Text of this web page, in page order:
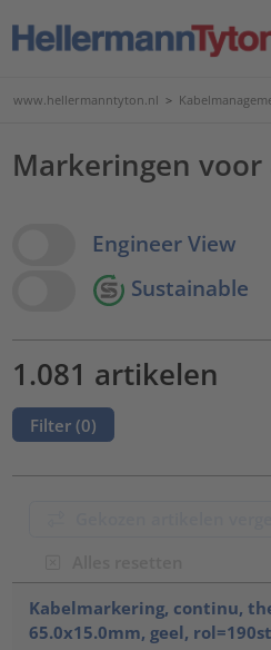
www.hellermanntyton.nl >
Markeringen voor
View OptionsEngineer View
Sustainable
1.081 artikelen
Filter (0)
Kabelmarkering, continu,
65.0x15.0mm, geel,